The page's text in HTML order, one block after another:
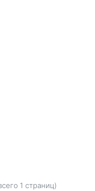
1 страниц)